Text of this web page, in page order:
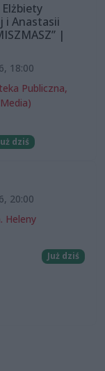
i Anastasii
|
18:00
Publiczna,
dziś
20:00
Heleny
Już dziś